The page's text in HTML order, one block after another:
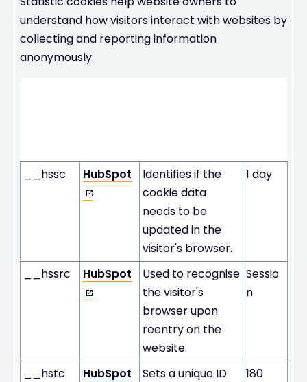
understand how visitors interact with websites by
collecting and reporting information
anonymously.
__hssc
HubSpot
Identifies if the
cookie data
needs to be
updated in the
visitor's browser.
1 day
__hssrc HubSpot
Used to recognise
the visitor's
browser upon
reentry on the
website.
Sessio
n
__hstc HubSpot
Sets a unique ID
180